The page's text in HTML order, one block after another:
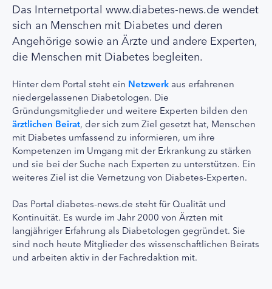
Das Internetportal www.diabetes-news.de wendet
sich an Menschen mit Diabetes und deren
Angehörige sowie an Ärzte und andere Experten,
die Menschen mit Diabetes begleiten.
Hinter dem Portal steht ein Netzwerk aus erfahrenen
niedergelassenen Diabetologen. Die
Gründungsmitglieder und weitere Experten bilden den
ärztlichen Beirat, der sich zum Ziel gesetzt hat, Menschen
mit Diabetes umfassend zu informieren, um ihre
Kompetenzen im Umgang mit der Erkrankung zu stärken
und sie bei der Suche nach Experten zu unterstützen. Ein
weiteres Ziel ist die Vernetzung von Diabetes-Experten.
Das Portal diabetes-news.de steht für Qualität und
Kontinuität. Es wurde im Jahr 2000 von Ärzten mit
langjähriger Erfahrung als Diabetologen gegründet. Sie
sind noch heute Mitglieder des wissenschaftlichen Beirats
und arbeiten aktiv in der Fachredaktion mit.